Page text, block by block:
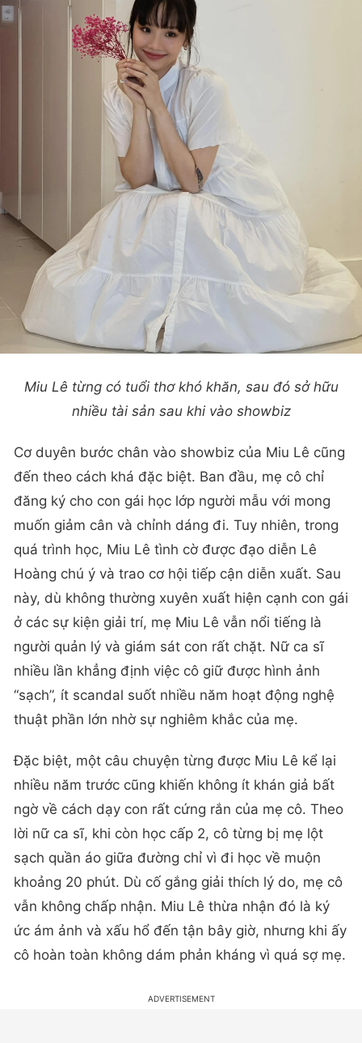
Miu Lê từng có tuổi thơ khó khăn, sau đó sở hữu
nhiều tài sản sau khi vào showbiz
Cơ duyên bước chân vào showbiz của Miu Lê cũng
đến theo cách khá đặc biệt. Ban đầu, mẹ cô chỉ
đăng ký cho con gái học lớp người mẫu với mong
muốn giảm cân và chỉnh dáng đi. Tuy nhiên, trong
quá trình học, Miu Lê tình cờ được đạo diễn Lê
Hoàng chú ý và trao cơ hội tiếp cận diễn xuất. Sau
này, dù không thường xuyên xuất hiện cạnh con gái
ở các sự kiện giải trí, mẹ Miu Lê vẫn nổi tiếng là
người quản lý và giám sát con rất chặt. Nữ ca sĩ
nhiều lần khẳng định việc cô giữ được hình ảnh
“sạch”, ít scandal suốt nhiều năm hoạt động nghệ
thuật phần lớn nhờ sự nghiêm khắc của mẹ.
Đặc biệt, một câu chuyện từng được Miu Lê kể lại
nhiều năm trước cũng khiến không ít khán giả bất
ngờ về cách dạy con rất cứng rắn của mẹ cô. Theo
lời nữ ca sĩ, khi còn học cấp 2, cô từng bị mẹ lột
sạch quần áo giữa đường chỉ vì đi học về muộn
khoảng 20 phút. Dù cố gắng giải thích lý do, mẹ cô
vẫn không chấp nhận. Miu Lê thừa nhận đó là ký
ức ám ảnh và xấu hổ đến tận bây giờ, nhưng khi ấy
cô hoàn toàn không dám phản kháng vì quá sợ mẹ.